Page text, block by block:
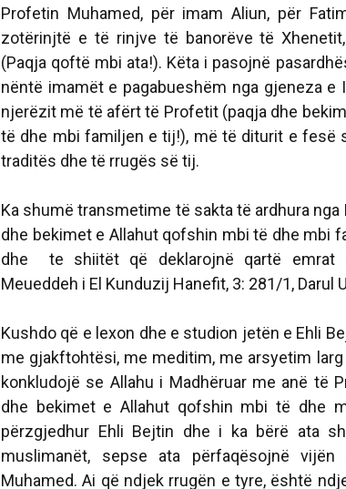
Profetin Muhamed, për imam Aliun, për
zotërinjtë e të rinjve të banorëve të
(Paqja qoftë mbi ata!). Këta i pasojnë
nëntë imamët e pagabueshëm nga gjeneza e
njerëzit më të afërt të Profetit (paqja dhe
të dhe mbi familjen e tij!), më të diturit e fesë
traditës dhe të rrugës së tij.
Ka shumë transmetime të sakta të ardhura
dhe bekimet e Allahut qofshin mbi të dhe mbi
dhe te shiitët që deklarojnë qartë emrat
Meueddeh i El Kunduzij Hanefit, 3: 281/1, Darul
Kushdo që e lexon dhe e studion jetën e Ehli
me gjakftohtësi, me meditim, me arsyetim
konkludojë se Allahu i Madhëruar me anë të
dhe bekimet e Allahut qofshin mbi të dhe
përzgjedhur Ehli Bejtin dhe i ka bërë ata
muslimanët, sepse ata përfaqësojnë
Muhamed. Ai që ndjek rrugën e tyre, është